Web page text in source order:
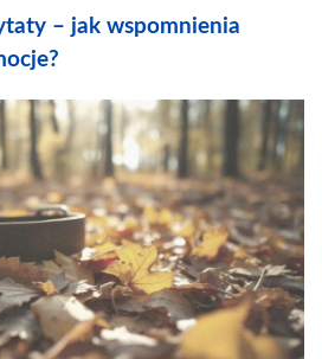
– jak wspomnienia